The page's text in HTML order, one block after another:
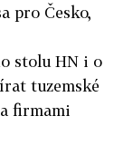
pro Česko,
stolu HN i o
tuzemské
firmami